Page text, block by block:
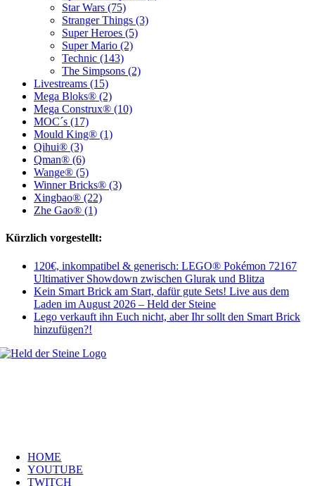
Star Wars (75)
Stranger Things (3)
Super Heroes (5)
Super Mario (2)
Technic (143)
The Simpsons (2)
Livestreams (15)
Mega Bloks® (2)
Mega Construx® (10)
MOC´s (17)
Mould King® (1)
Qihui® (3)
Qman® (6)
Wange® (5)
Winner Bricks® (3)
Xingbao® (22)
Zhe Gao® (1)
Kürzlich vorgestellt:
120€, inkompatibel & generisch: LEGO® Pokémon 72167
Ultimativer Showdown zwischen Glurak und Blitza
Kein Smart Brick am Start, dafür gute Sets! Live aus dem
Laden im August 2026 – Held der Steine
Lego verkauft ihn Euch nicht, aber Ihr sollt den Smart Brick
hinzufügen?!
HOME
YOUTUBE
TWITCH